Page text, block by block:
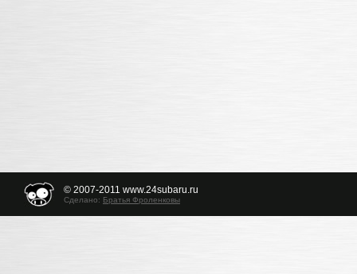
© 2007-2011 www.24subaru.ru
Сделано: Братья Фроленковы